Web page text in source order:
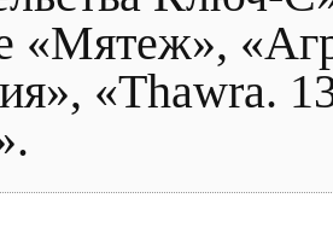
«Мятеж»,
«Thawra.